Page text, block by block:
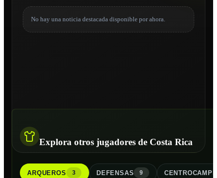
No hay una noticia destacada disponible por ahora.
Explora otros jugadores de Costa Rica
ARQUEROS 3 DEFENSAS 9